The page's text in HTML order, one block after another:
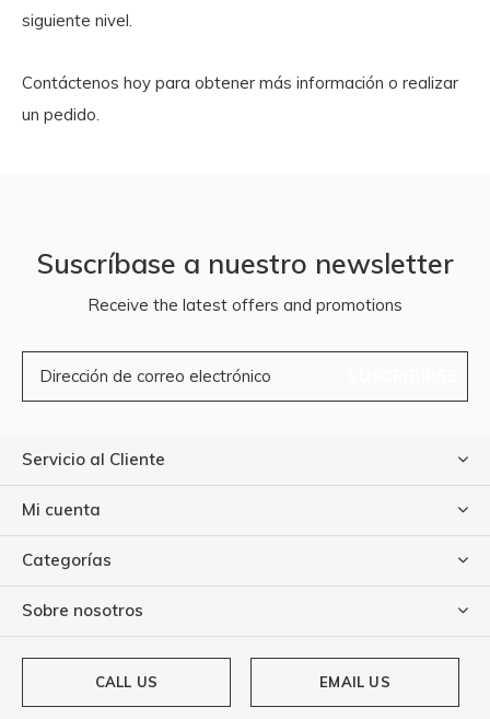
siguiente nivel.
Contáctenos hoy para obtener más información o realizar
un pedido.
Suscríbase a nuestro newsletter
Receive the latest offers and promotions
Servicio al Cliente
Mi cuenta
Categorías
Sobre nosotros
CALL US EMAIL US